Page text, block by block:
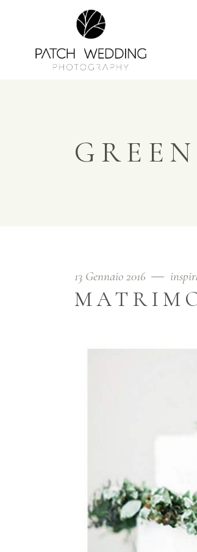
13 Gennaio 2016